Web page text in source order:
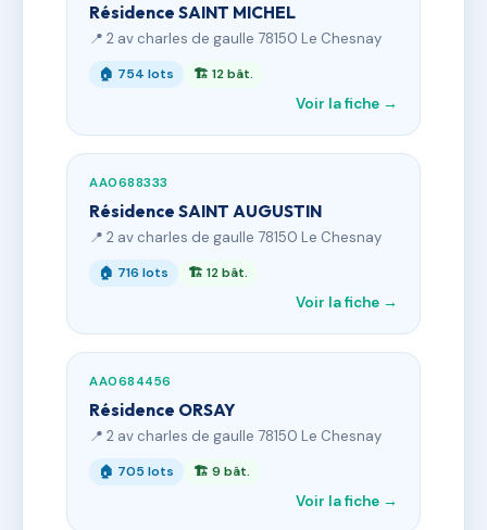
Résidence SAINT MICHEL
📍 2 av charles de gaulle 78150 Le Chesnay
🏠 754 lots 🏗 12 bât.
Voir la fiche →
AA0688333
Résidence SAINT AUGUSTIN
📍 2 av charles de gaulle 78150 Le Chesnay
🏠 716 lots 🏗 12 bât.
Voir la fiche →
AA0684456
Résidence ORSAY
📍 2 av charles de gaulle 78150 Le Chesnay
🏠 705 lots 🏗 9 bât.
Voir la fiche →